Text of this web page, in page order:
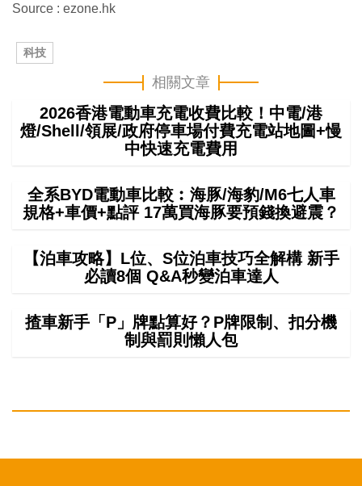
Source : ezone.hk
科技
相關文章
2026香港電動車充電收費比較！中電/港
燈/Shell/領展/政府停車場付費充電站地圖+慢
中快速充電費用
全系BYD電動車比較︰海豚/海豹/M6七人車
規格+車價+點評 17萬買海豚要預錢換避震？
【泊車攻略】L位、S位泊車技巧全解構 新手
必讀8個 Q&A秒變泊車達人
揸車新手「P」牌點算好？P牌限制、扣分機
制與罰則懶人包